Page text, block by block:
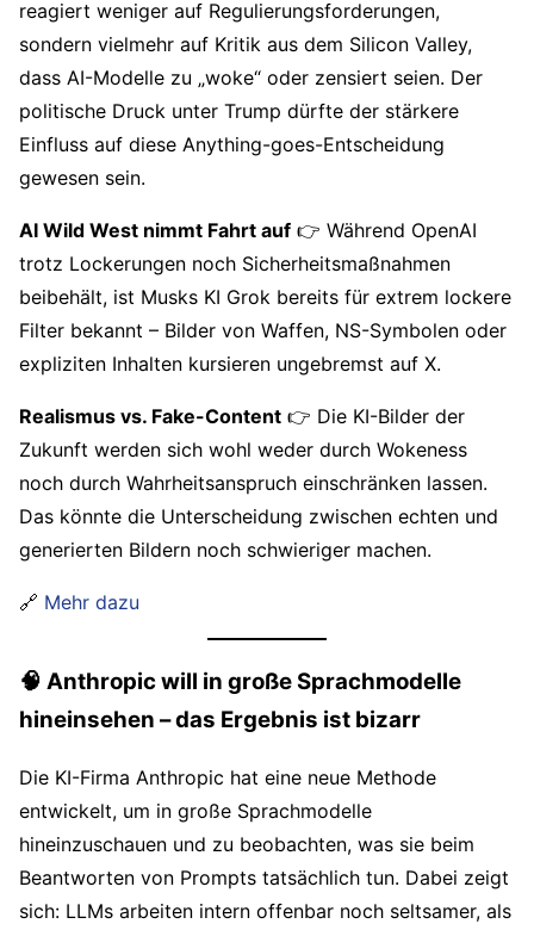
reagiert weniger auf Regulierungsforderungen,
sondern vielmehr auf Kritik aus dem Silicon Valley,
dass AI-Modelle zu „woke“ oder zensiert seien. Der
politische Druck unter Trump dürfte der stärkere
Einfluss auf diese Anything-goes-Entscheidung
gewesen sein.
AI Wild West nimmt Fahrt auf 👉 Während OpenAI
trotz Lockerungen noch Sicherheitsmaßnahmen
beibehält, ist Musks KI Grok bereits für extrem lockere
Filter bekannt – Bilder von Waffen, NS-Symbolen oder
expliziten Inhalten kursieren ungebremst auf X.
Realismus vs. Fake-Content 👉 Die KI-Bilder der
Zukunft werden sich wohl weder durch Wokeness
noch durch Wahrheitsanspruch einschränken lassen.
Das könnte die Unterscheidung zwischen echten und
generierten Bildern noch schwieriger machen.
🔗 Mehr dazu
🧠 Anthropic will in große Sprachmodelle
hineinsehen – das Ergebnis ist bizarr
Die KI-Firma Anthropic hat eine neue Methode
entwickelt, um in große Sprachmodelle
hineinzuschauen und zu beobachten, was sie beim
Beantworten von Prompts tatsächlich tun. Dabei zeigt
sich: LLMs arbeiten intern offenbar noch seltsamer, als